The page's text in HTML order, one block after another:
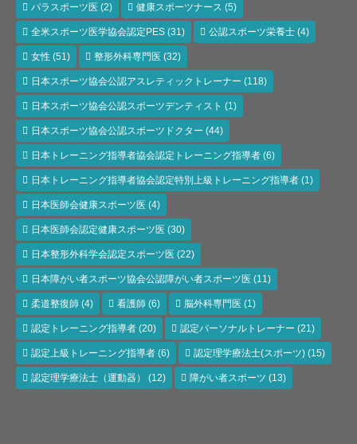
パラスポーツ医 (2) 健康スポーツナース (5)
全米スポーツ医学協会認定PES (31) 公認スポーツ栄養士 (4)
女性 (51) 整形外科専門医 (32)
日本スポーツ協会公認アスレティックトレーナー (118)
日本スポーツ協会公認スポーツデンティスト (1)
日本スポーツ協会公認スポーツドクター (44)
日本トレーニング指導者協会認定トレーニング指導者 (6)
日本トレーニング指導者協会認定特別上級トレーニング指導者 (1)
日本医師会健康スポーツ医 (4)
日本医師会認定健康スポーツ医 (30)
日本整形外科学会認定スポーツ医 (22)
日本障がい者スポーツ協会公認障がい者スポーツ医 (11)
柔道整復師 (4) 看護師 (6) 脳外科専門医 (1)
認定トレーニング指導者 (20) 認定パーソナルトレーナー (21)
認定上級トレーニング指導者 (6) 認定理学療法士(スポーツ) (15)
認定理学療法士（運動器） (12) 障がい者スポーツ (13)